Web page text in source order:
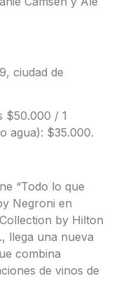
ciudad de
$50.000 / 1
agua): $35.000.
“Todo lo que
Negroni en
by Hilton
llega una nueva
combina
de vinos de